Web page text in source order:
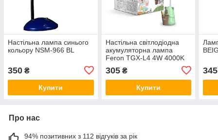
Настільна лампа синього
кольору NSM-966 BL
350 ₴
Купити
Настільна світлодіодна
акумуляторна лампа
Feron TGX-L4 4W 4000K
USB 3 рівня яскр.зелений/
рожевий
305₴
Купити
345
Про нас
94% позитивних з 112 відгуків за рік